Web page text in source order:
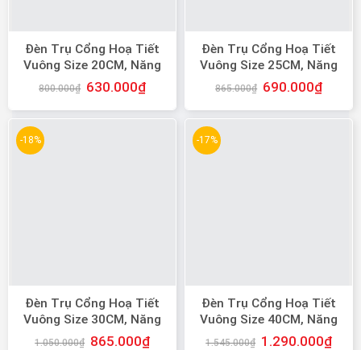
Đèn Trụ Cổng Hoạ Tiết
Vuông Size 20CM, Năng
Lượng Mặt Trời
800.000₫ 630.000₫
Đèn Trụ Cổng Hoạ Tiết
Vuông Size 25CM, Năng
Lượng Mặt Trời
865.000₫ 690.000₫
-18%
Đèn Trụ Cổng Hoạ Tiết
Vuông Size 30CM, Năng
Lượng Mặt Trời
1.050.000₫ 865.000₫
-17%
Đèn Trụ Cổng Hoạ Tiết
Vuông Size 40CM, Năng
Lượng Mặt Trời
1.545.000₫ 1.290.000₫